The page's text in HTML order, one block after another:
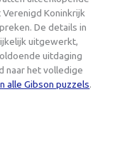
Koninkrijk
De details in
uitgewerkt,
uitdaging
naar het volledige
alle Gibson puzzels.